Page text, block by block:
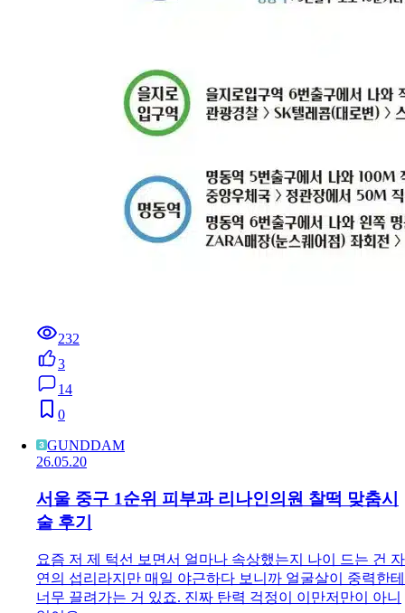
232
3
14
0
GUNDDAM
26.05.20
서울 중구 1순위 피부과 리나인의원 찰떡 맞춤시
술 후기
요즘 저 제 턱선 보면서 얼마나 속상했는지 나이 드는 건 자
연의 섭리라지만 매일 야근하다 보니까 얼굴살이 중력한테
너무 끌려가는 거 있죠. 진짜 탄력 걱정이 이만저만이 아니